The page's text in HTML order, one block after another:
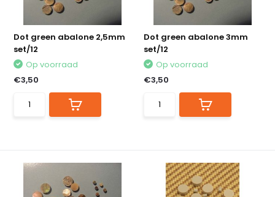
Dot green abalone 2,5mm
set/12
Op voorraad
€3,50
Dot green abalone 3mm
set/12
Op voorraad
€3,50